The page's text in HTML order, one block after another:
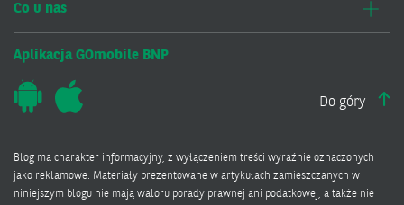
Co u nas
Aplikacja GOmobile BNP
Do góry
Blog ma charakter informacyjny, z wyłączeniem treści wyraźnie oznaczonych
jako reklamowe. Materiały prezentowane w artykułach zamieszczanych w
niniejszym blogu nie mają waloru porady prawnej ani podatkowej, a także nie